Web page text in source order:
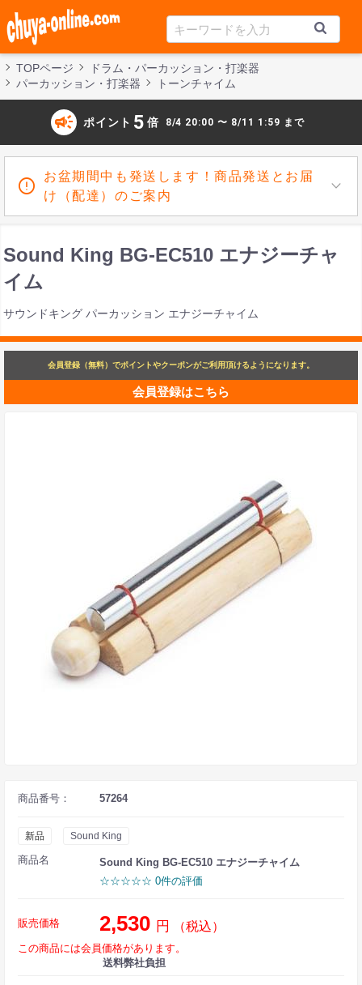
TOPページ
ドラム・パーカッション・打楽器
パーカッション・打楽器
トーンチャイム
campaign ポイント 5 倍 8/4 20:00 〜 8/11 1:59 まで
お盆期間中も発送します！商品発送とお届
け（配達）のご案内
Sound King BG-EC510 エナジーチャ
イム
サウンドキング パーカッション エナジーチャイム
会員登録（無料）でポイントやクーポンがご利用頂けるようになります。
会員登録はこちら
商品番号： 57264
新品 Sound King
商品名
Sound King BG-EC510 エナジーチャイム
☆☆☆☆☆ 0件の評価
販売価格 2,530 円 （税込）
この商品には会員価格があります。
送料弊社負担